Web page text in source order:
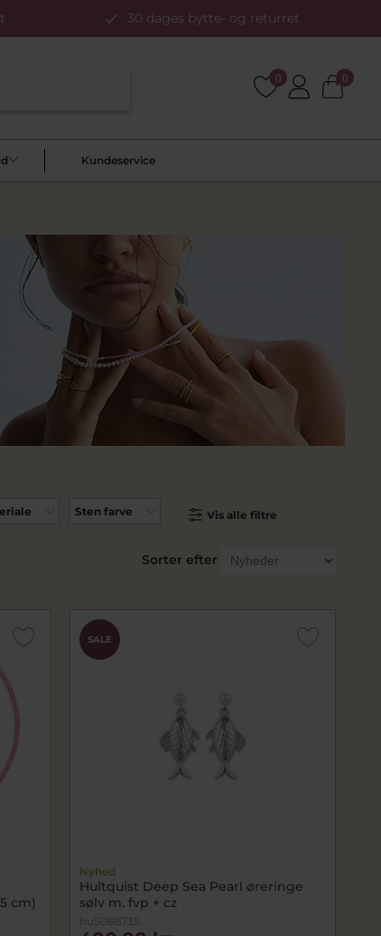
30 dages bytte- og returret
0 0
Kundeservice
Sten farve Vis alle filtre
Sorter efter
cm)
SALE
Nyhed
Hultquist Deep Sea Pearl øreringe
sølv m. fvp + cz
huS08673S